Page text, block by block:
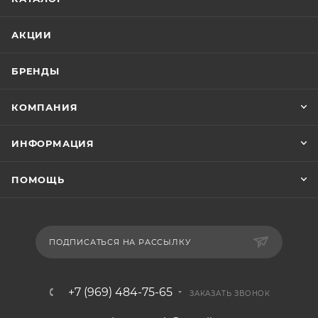
АКЦИИ
БРЕНДЫ
КОМПАНИЯ
ИНФОРМАЦИЯ
ПОМОЩЬ
ПОДПИСАТЬСЯ НА РАССЫЛКУ
+7 (969) 484-75-65 ЗАКАЗАТЬ ЗВОНОК